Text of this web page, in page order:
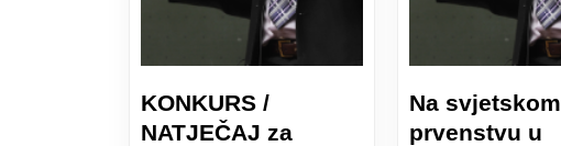
KONKURS /
NATJEČAJ za
Na svjetskom
prvenstvu u